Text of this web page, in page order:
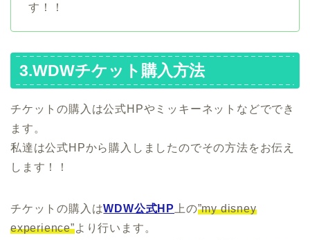
す！！
3.WDWチケット購入方法
チケットの購入は公式HPやミッキーネットなどででき
ます。
私達は公式HPから購入しましたのでその方法をお伝え
します！！
チケットの購入はWDW公式HP 上の”my disney
experience”より行います。